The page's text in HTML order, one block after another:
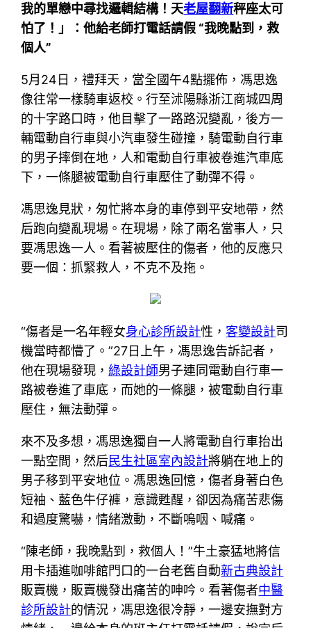
我的單戀中尋找邏輯結構！天老屋翻新秤座太可
怕了！」：他給老師打電話請假 “我晚點到，救
個人”
5月24日，禮拜天，當全國午4點擺佈，馮思逸
像往常一樣騎車返校。行至沭陽縣浙江商城四周
的十字路口時，他目擊了一路路況變亂，後方一
輛電動自行車與小汽車發生碰撞，騎電動自行車
的男子摔倒在地，人和電動自行車被卷進汽車底
下，一條腿被電動自行車壓住了動彈不得。
馮思逸見狀，匆忙將本身的車停到平安地帶，然
后跑向變亂現場。在現場，除了兩名當事人，只
要馮思逸一人。看著被壓住的傷者，他的反應只
要一個：抓緊救人，不克不及拖。
“傷者是一名年輕女身心診所設計性，客變設計司
機當時都懵了。”27日上午，馮思逸告訴記者，
他在現場發現，綠設計師男子連同電動自行車一
路被卷進了車底，而她的一條腿，被電動自行車
壓住，無法動彈。
來不及多想，馮思逸獨自一人將電動自行車抬出
一點空間，然后民生社區室內設計將躺在地上的
男子移到平安地位。馮思逸回憶，傷者身著白色
短袖、藍色牛仔褲，意識甦醒，卻因為痛苦悲傷
和過度驚嚇，情緒激動，不斷嗚咽、喊痛。
“陳老師，我晚點到，救個人！”牛土豪猛地將信
用卡插進咖啡館門口的一台老舊自動新古典設計
販賣機，販賣機發出痛苦的呻吟。看著傷者中醫
診所設計的情況，馮思逸很冷靜，一邊安撫對方